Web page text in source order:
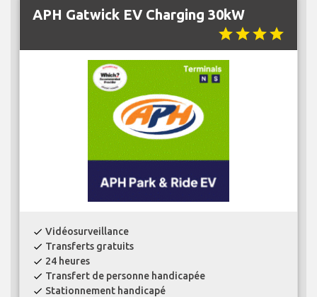
APH Gatwick EV Charging 30kW
starstarstarstar
check Vidéosurveillance
check Transferts gratuits
check 24 heures
check Transfert de personne handicapée
check Stationnement handicapé